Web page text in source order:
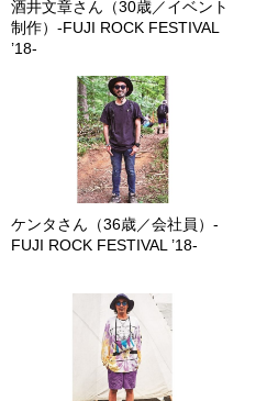
酒井文章さん（30歳／イベント
制作）-FUJI ROCK FESTIVAL
’18-
ケンタさん（36歳／会社員）-
FUJI ROCK FESTIVAL ’18-